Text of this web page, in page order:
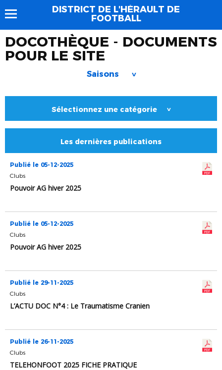
DISTRICT DE L'HÉRAULT DE
FOOTBALL
DOCOTHÈQUE - DOCUMENTS
POUR LE SITE
Saisons >
Sélectionnez une catégorie >
Les dernières publications
Publié le 05-12-2025
Clubs
Pouvoir AG hiver 2025
Publié le 05-12-2025
Clubs
Pouvoir AG hiver 2025
Publié le 29-11-2025
Clubs
L’ACTU DOC N°4 : Le Traumatisme Cranien
Publié le 26-11-2025
Clubs
TELEHONFOOT 2025 FICHE PRATIQUE